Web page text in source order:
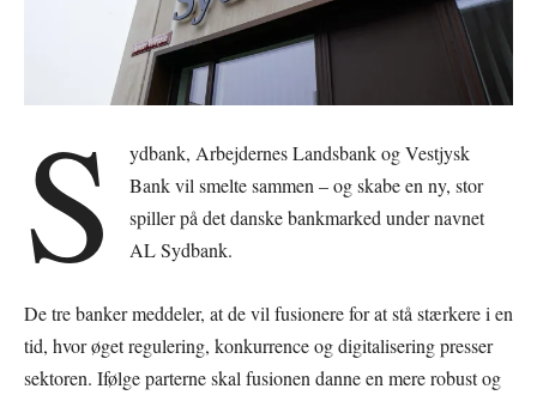
S
ydbank, Arbejdernes Landsbank og Vestjysk
Bank vil smelte sammen – og skabe en ny, stor
spiller på det danske bankmarked under navnet
AL Sydbank.
De tre banker meddeler, at de vil fusionere for at stå stærkere i en
tid, hvor øget regulering, konkurrence og digitalisering presser
sektoren. Ifølge parterne skal fusionen danne en mere robust og